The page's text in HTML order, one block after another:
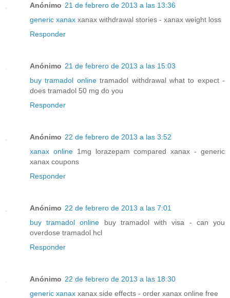
Anónimo 21 de febrero de 2013 a las 13:36
generic xanax xanax withdrawal stories - xanax weight loss
Responder
Anónimo 21 de febrero de 2013 a las 15:03
buy tramadol onlinetramadol withdrawal what to expect -
does tramadol 50 mg do you
Responder
Anónimo 22 de febrero de 2013 a las 3:52
xanax online1mg lorazepam compared xanax - generic
xanax coupons
Responder
Anónimo 22 de febrero de 2013 a las 7:01
buy tramadol online buy tramadol with visa - can you
overdose tramadol hcl
Responder
Anónimo 22 de febrero de 2013 a las 18:30
generic xanax xanax side effects - order xanax online free